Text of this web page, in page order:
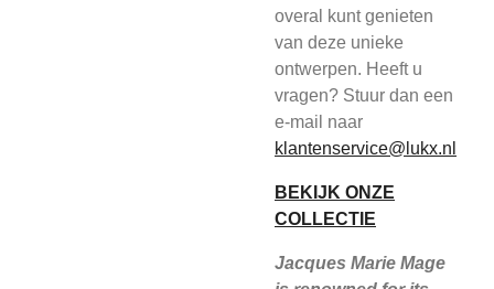
overal kunt genieten
van deze unieke
ontwerpen. Heeft u
vragen? Stuur dan een
e-mail naar
klantenservice@lukx.nl
BEKIJK ONZE
COLLECTIE
Jacques Marie Mage